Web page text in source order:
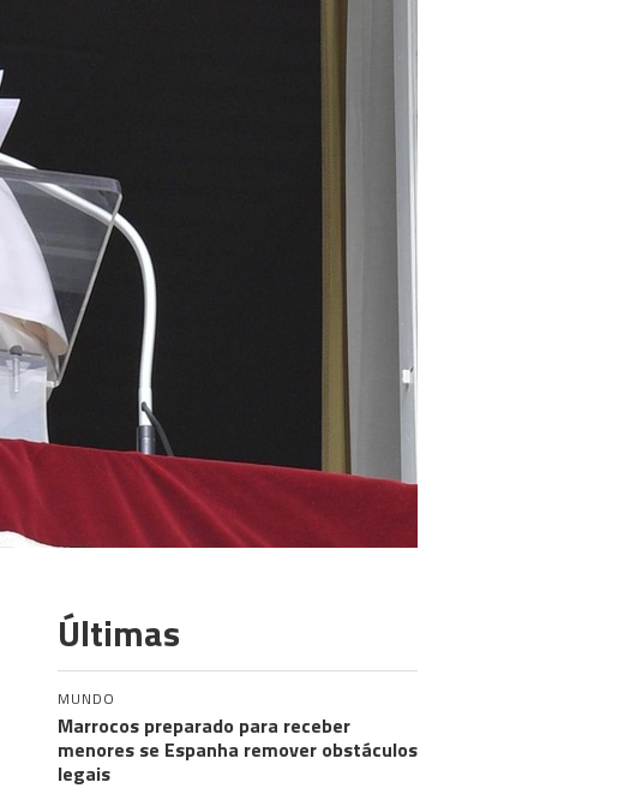
Últimas
MUNDO
Marrocos preparado para receber
menores se Espanha remover obstáculos
legais